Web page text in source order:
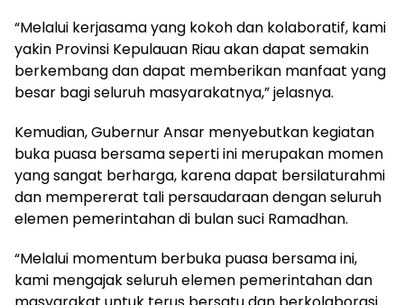
“Melalui kerjasama yang kokoh dan kolaboratif, kami
yakin Provinsi Kepulauan Riau akan dapat semakin
berkembang dan dapat memberikan manfaat yang
besar bagi seluruh masyarakatnya,” jelasnya.
Kemudian, Gubernur Ansar menyebutkan kegiatan
buka puasa bersama seperti ini merupakan momen
yang sangat berharga, karena dapat bersilaturahmi
dan mempererat tali persaudaraan dengan seluruh
elemen pemerintahan di bulan suci Ramadhan.
“Melalui momentum berbuka puasa bersama ini,
kami mengajak seluruh elemen pemerintahan dan